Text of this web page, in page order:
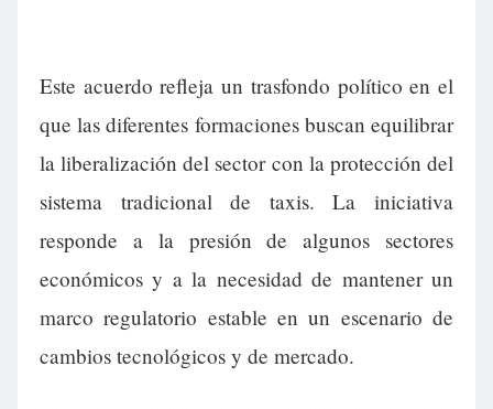
Este acuerdo refleja un trasfondo político en el
que las diferentes formaciones buscan equilibrar
la liberalización del sector con la protección del
sistema tradicional de taxis. La iniciativa
responde a la presión de algunos sectores
económicos y a la necesidad de mantener un
marco regulatorio estable en un escenario de
cambios tecnológicos y de mercado.